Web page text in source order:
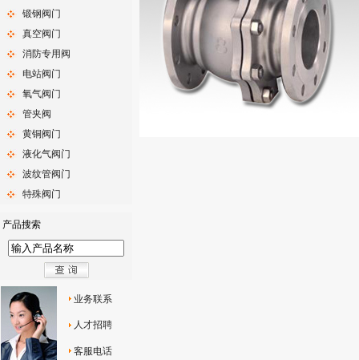
锻钢阀门
真空阀门
消防专用阀
电站阀门
氧气阀门
管夹阀
黄铜阀门
液化气阀门
波纹管阀门
特殊阀门
产品搜索
业务联系
人才招聘
客服电话